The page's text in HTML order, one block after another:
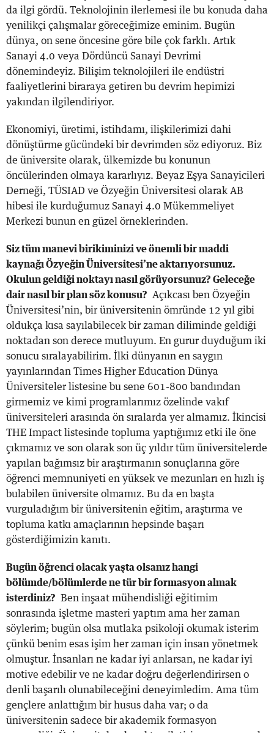
da ilgi gördü. Teknolojinin ilerlemesi ile bu konuda daha
yenilikçi çalışmalar göreceğimize eminim. Bugün
dünya, on sene öncesine göre bile çok farklı. Artık
Sanayi 4.0 veya Dördüncü Sanayi Devrimi
dönemindeyiz. Bilişim teknolojileri ile endüstri
faaliyetlerini biraraya getiren bu devrim hepimizi
yakından ilgilendiriyor.
Ekonomiyi, üretimi, istihdamı, ilişkilerimizi dahi
dönüştürme gücündeki bir devrimden söz ediyoruz. Biz
de üniversite olarak, ülkemizde bu konunun
öncülerinden olmaya kararlıyız. Beyaz Eşya Sanayicileri
Derneği, TÜSIAD ve Özyeğin Üniversitesi olarak AB
hibesi ile kurduğumuz Sanayi 4.0 Mükemmeliyet
Merkezi bunun en güzel örneklerinden.
Siz tüm manevi birikiminizi ve önemli bir maddi
kaynağı Özyeğin Üniversitesi’ne aktarıyorsunuz.
Okulun geldiği noktayı nasıl görüyorsunuz? Geleceğe
dair nasıl bir plan söz konusu? Açıkcası ben Özyeğin
Üniversitesi’nin, bir üniversitenin ömründe 12 yıl gibi
oldukça kısa sayılabilecek bir zaman diliminde geldiği
noktadan son derece mutluyum. En gurur duyduğum iki
sonucu sıralayabilirim. İlki dünyanın en saygın
yayınlarından Times Higher Education Dünya
Üniversiteler listesine bu sene 601-800 bandından
girmemiz ve kimi programlarımız özelinde vakıf
üniversiteleri arasında ön sıralarda yer almamız. İkincisi
THE Impact listesinde topluma yaptığımız etki ile öne
çıkmamız ve son olarak son üç yıldır tüm üniversitelerde
yapılan bağımsız bir araştırmanın sonuçlarına göre
öğrenci memnuniyeti en yüksek ve mezunları en hızlı iş
bulabilen üniversite olmamız. Bu da en başta
vurguladığım bir üniversitenin eğitim, araştırma ve
topluma katkı amaçlarının hepsinde başarı
gösterdiğimizin kanıtı.
Bugün öğrenci olacak yaşta olsanız hangi
bölümde/bölümlerde ne tür bir formasyon almak
isterdiniz?
Ben inşaat mühendisliği eğitimim
sonrasında işletme masteri yaptım ama her zaman
söylerim; bugün olsa mutlaka psikoloji okumak isterim
çünkü benim esas işim her zaman için insan yönetmek
olmuştur. İnsanları ne kadar iyi anlarsan, ne kadar iyi
motive edebilir ve ne kadar doğru değerlendirirsen o
denli başarılı olunabileceğini deneyimledim. Ama tüm
gençlere anlattığım bir husus daha var; o da
üniversitenin sadece bir akademik formasyon